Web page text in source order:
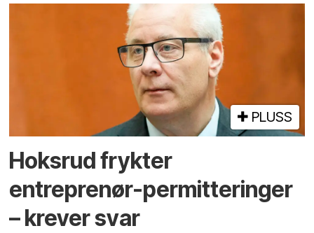
PLUSS
Hoksrud frykter
entreprenør-permitteringer
– krever svar